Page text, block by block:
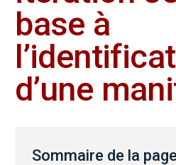
base à
d’une
Sommaire de la page